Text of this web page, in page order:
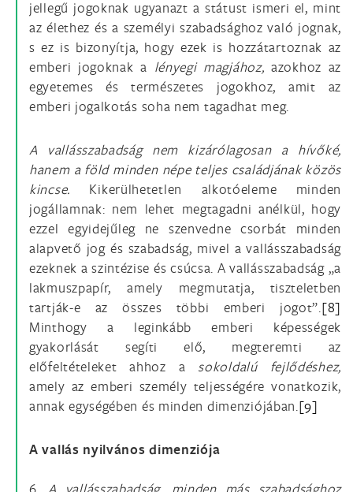
jellegű jogoknak ugyanazt a státust ismeri el, mint
az élethez és a személyi szabadsághoz való jognak,
s ez is bizonyítja, hogy ezek is hozzátartoznak az
emberi jogoknak a lényegi magjához, azokhoz az
egyetemes és természetes jogokhoz, amit az
emberi jogalkotás soha nem tagadhat meg.
A vallásszabadság nem kizárólagosan a hívőké,
hanem a föld minden népe teljes családjának közös
kincse. Kikerülhetetlen alkotóeleme minden
jogállamnak: nem lehet megtagadni anélkül, hogy
ezzel egyidejűleg ne szenvedne csorbát minden
alapvető jog és szabadság, mivel a vallásszabadság
ezeknek a szintézise és csúcsa. A vallásszabadság „a
lakmuszpapír, amely megmutatja, tiszteletben
tartják-e az összes többi emberi jogot”.[8]
Minthogy a leginkább emberi képességek
gyakorlását segíti elő, megteremti az
előfeltételeket ahhoz a sokoldalú fejlődéshez,
amely az emberi személy teljességére vonatkozik,
annak egységében és minden dimenziójában.[9]
A vallás nyilvános dimenziója